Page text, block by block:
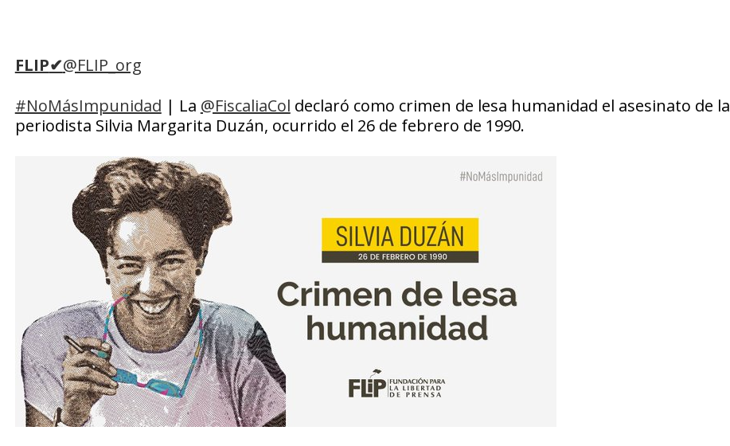
FLIP✔@FLIP_org
#NoMásImpunidad | La @FiscaliaCol declaró como crimen de lesa humanidad el asesinato de la
periodista Silvia Margarita Duzán, ocurrido el 26 de febrero de 1990.